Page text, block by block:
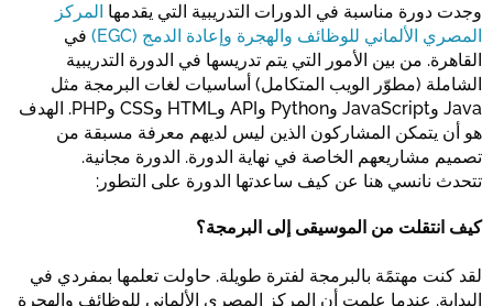
وجدت دورة مناسبة في الدورات التدريبية التي يقدمها المركز
المصري الألماني للوظائف والهجرة وإعادة الدمج (EGC)
في
القاهرة. من بين الأمور التي يتم تدريسها في الدورة التدريبية
الشاملة (مطوّر الويب المتكامل) أساسيات لغات البرمجة مثل
Java وJavaScript وPython وAPI وHTML وCSS وPHP. الهدف
هو أن يتمكن المشاركون الذين ليس لديهم معرفة مسبقة من
تصميم مشاريعهم الخاصة في نهاية الدورة. الدورة مجانية.
تتحدث نانسي هنا عن كيف ساعدتها الدورة على التطور:
كيف انتقلت من الموسيقى إلى البرمجة؟
لقد كنت مهتمًة بالبرمجة لفترة طويلة. حاولت تعلمها بمفردي في
البداية. عندما علمت أن المركز المصري الألماني للوظائف والهجرة